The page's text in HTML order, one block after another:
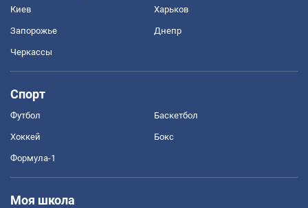
Киев Харьков
Запорожье Днепр
Черкассы
Спорт
Футбол Баскетбол
Хоккей Бокс
Формула-1
Моя школа